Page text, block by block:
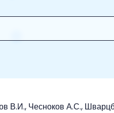
В.И., Чесноков А.С.,